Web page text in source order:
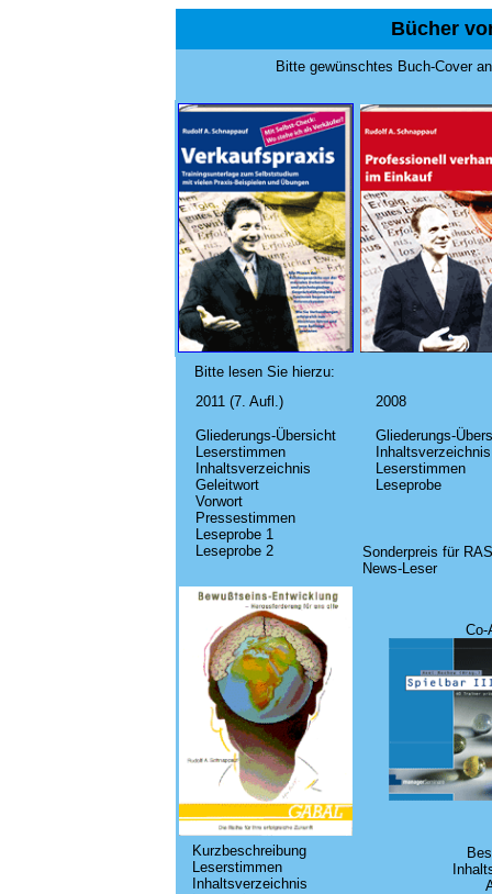
Bücher
Bitte gewünschtes Buch-Cover
Bitte lesen Sie hierzu:
2011 (7. Aufl.)
Gliederungs-Übersicht
Leserstimmen
Inhaltsverzeichnis
Geleitwort
Vorwort
Pressestimmen
Leseprobe 1
Leseprobe 2
2008
Gliederungs-
Inhaltsverzeichnis
Leserstimmen
Leseprobe
Sonderpreis für
News-Leser
Kurzbeschreibung
Leserstimmen
Inhaltsverzeichnis